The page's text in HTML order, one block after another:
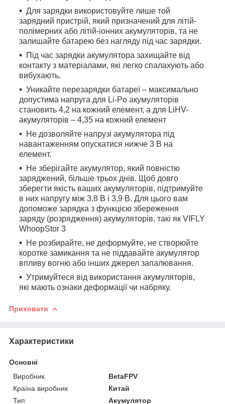
Для зарядки використовуйте лише той
зарядний пристрій, який призначений для літій-
полімерних або літій-іонних акумуляторів, та не
залишайте батарею без нагляду під час зарядки.
Під час зарядки акумулятора захищайте від
контакту з матеріалами, які легко спалахують або
вибухають.
Уникайте перезарядки батареї – максимально
допустима напруга для Li-Po акумуляторів
становить 4,2 на кожний елемент, а для LiHV-
акумуляторів – 4,35 на кожний елемент
Не дозволяйте напрузі акумулятора під
навантаженням опускатися нижче 3 В на
елемент.
Не зберігайте акумулятор, який повністю
заряджений, більше трьох днів. Щоб довго
зберегти якість ваших акумуляторів, підтримуйте
в них напругу між 3,8 В і 3,9 В. Для цього вам
допоможе зарядка з функцією збереження
заряду (розрядження) акумуляторів, такі як VIFLY
WhoopStor 3
Не розбирайте, не деформуйте, не створюйте
коротке замикання та не піддавайте акумулятор
впливу вогню або інших джерел запалювання.
Утримуйтеся від використання акумуляторів,
які мають ознаки деформації чи набряку.
Приховати
Характеристики
Основні
Виробник
BetaFPV
Країна виробник
Китай
Тип
Акумулятор